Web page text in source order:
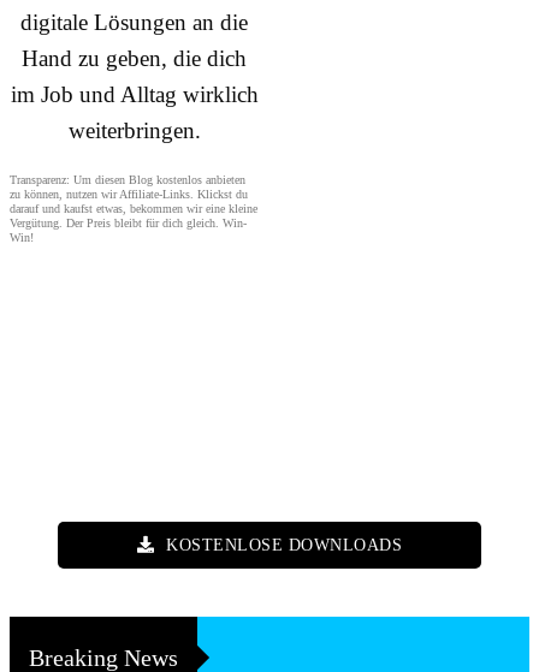
digitale Lösungen an die
Hand zu geben, die dich
im Job und Alltag wirklich
weiterbringen.
Transparenz: Um diesen Blog kostenlos anbieten
zu können, nutzen wir Affiliate-Links. Klickst du
darauf und kaufst etwas, bekommen wir eine kleine
Vergütung. Der Preis bleibt für dich gleich. Win-
Win!
KOSTENLOSE DOWNLOADS
Breaking News